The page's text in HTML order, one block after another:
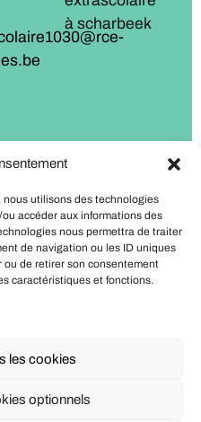
nous utilisons des technologies
accéder aux informations des
nous permettra de traiter
de navigation ou les ID uniques
ou de retirer son consentement
caractéristiques et fonctions.
les cookies
optionnels
à scharbeek
légales